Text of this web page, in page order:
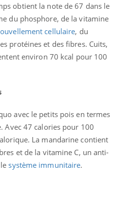
obtient la note de 67 dans le
du phosphore, de la vitamine
cellulaire, du
protéines et des fibres. Cuits,
environ 70 kcal pour 100
avec le petits pois en termes
Avec 47 calories pour 100
La mandarine contient
et de la vitamine C, un anti-
lesystème immunitaire.